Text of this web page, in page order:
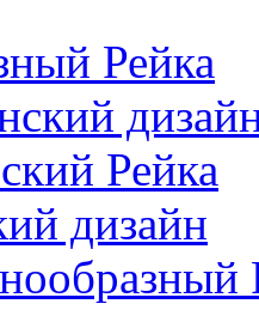
Рейка
Рейка
дизайн